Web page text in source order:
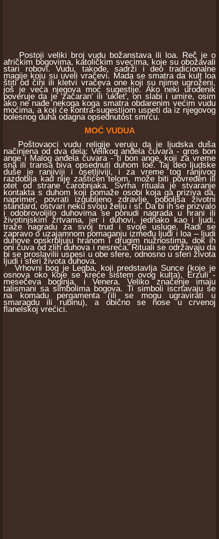
Postoji veliki broj vudu božanstava ili loa. Reč je o
afričkim bogovima, katoličkim svecima, koje su obožavali
stari robovi. Vudu, takođe, sadrži i deo tradicionalne
magije koju su uveli vračevi. Mada se smatra da kult loa
štiti od čini ili kletvi vračeva one koji su njime ugroženi,
još je veća njegova moć sugestije. Ako neki urođenik
poveruje da je 'začaran' ili 'uklet', on slabi i umire, osim
ako ne nađe nekoga koga smatra obdarenim većim vudu
moćima, a koji će kontra-sugestijom uspeti da iz njegovog
bolesnog duha odagna opsednutost smrću.
MOĆ VUDUA
Poštovaoci vudu religije veruju da je ljudska duša
načinjena od dva dela: Velikog anđela čuvara - gros bon
ange i Malog anđela čuvara - ti bon ange, koji za vreme
sna ili transa biva opsednuti duhom loe. Taj deo ljudske
duše je ranjiviji i osetljiviji, i za vreme tog ranjivog
razdoblja kad nije zaštićen telom, može biti povređen ili
otet od strane čarobnjaka. Svrha rituala je stvaranje
kontakta s duhom koji pomaže osobi koja ga priziva da,
naprimer, povrati izgubljeno zdravlje, poboljša životni
standard, ostvari neku svoju želju i sl. Da bi ih se prizvalo
i odobrovoljilo duhovima se ponudi nagrada u hrani ili
životinjskim žrtvama, jer i duhovi, jednako kao i ljudi,
traže nagradu za svoj trud i svoje usluge. Radi se
zapravo o uzajamnom pomaganju između ljudi i loa – ljudi
duhove opskrbljuju hranom i drugim nužnostima, dok ih
oni čuva od zlih duhova i nesreća. Rituali se održavaju da
bi se proslavilii uspesi u obe sfere, odnosno u sferi života
ljudi i sferi života duhova.
Vrhovni bog je Legba, koji predstavlja Sunce (koje je
osnova oko koje se kreće sistem ovog kulta), Erzuli -
mesečeva boginja, i Venera. Veliko značenje imaju
talismani sa simbolima bogova. Ti simboli iscrtavaju se
na komadu pergamenta (ili se mogu ugravirati u
smaragdu ili rubinu), a obično se nose u crvenoj
flanelskoj vrećici.